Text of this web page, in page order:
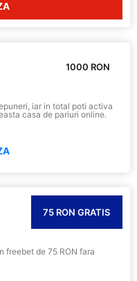
1000 RON
iar in total poti activa
casa de pariuri online.
75 RON GRATIS
freebet de 75 RON fara